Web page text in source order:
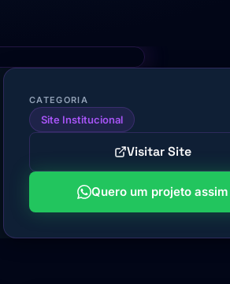
CATEGORIA
Site Institucional
Visitar Site
Quero um projeto assim